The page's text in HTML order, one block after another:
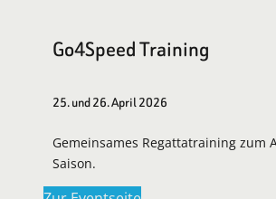
Go4Speed Training
25. und 26. April 2026
Gemeinsames Regattatraining zum
Saison.